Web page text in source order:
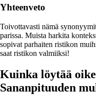
Yhteenveto
Toivottavasti nämä
parissa. Muista harkita
sopivat parhaiten ristikon
saat ristikon valmiiksi!
Kuinka löytää
Sananpituuden